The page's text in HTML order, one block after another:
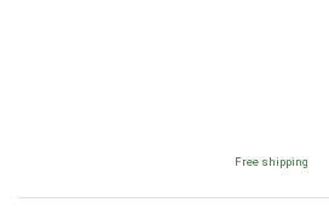
Free shipping